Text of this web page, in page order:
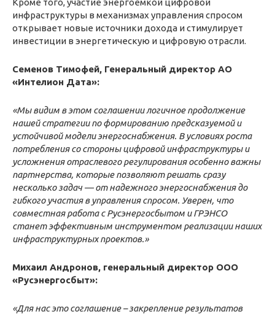
инфраструктуры в механизмах управления спросом
открывает новые источники дохода и стимулирует
инвестиции в энергетическую и цифровую отрасли.
Семенов Тимофей, Генеральный директор АО
«Интелион Дата»:
«Мы видим в этом соглашении логичное продолжение
нашей стратегии по формированию предсказуемой и
устойчивой модели энергоснабжения. В условиях роста
потребления со стороны цифровой инфраструктуры и
усложнения отраслевого регулирования особенно важны
партнерства, которые позволяют решать сразу
несколько задач — от надежного энергоснабжения до
гибкого участия в управления спросом. Уверен, что
совместная работа с Русэнергосбытом и ГРЭНСО
станет эффективным инструментом реализации наших
инфраструктурных проектов.»
Михаил Андронов, генеральный директор ООО
«Русэнергосбыт»:
«Для нас это соглашение – закрепление результатов